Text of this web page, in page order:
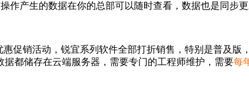
作产生的数据在你的总部可以随时查看，数据也是同步更
促销活动，锐宜系列软件全部打折销售，特别是普及版
都储存在云端服务器，需要专门的工程师维护，需要每